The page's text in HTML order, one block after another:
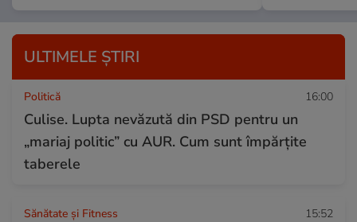
ULTIMELE ȘTIRI
Politică 16:00
Culise. Lupta nevăzută din PSD pentru un
„mariaj politic” cu AUR. Cum sunt împărțite
taberele
Sănătate și Fitness 15:52